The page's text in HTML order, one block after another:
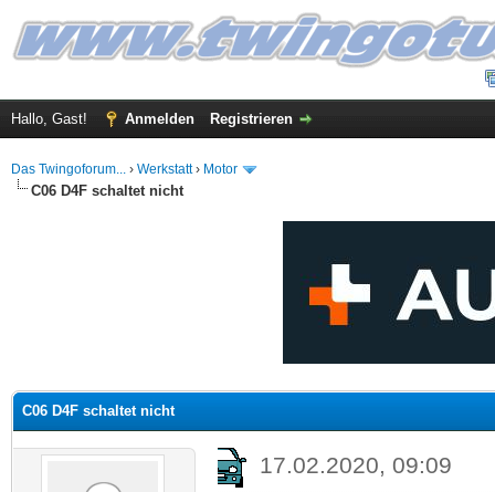
Hallo, Gast! Anmelden Registrieren
Das Twingoforum... › Werkstatt› Motor
C06 D4F schaltet nicht
C06 D4F schaltet nicht
17.02.2020, 09:09